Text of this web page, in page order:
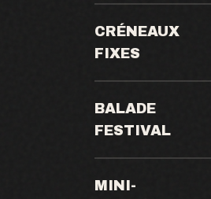
CRÉNEAUX
FIXES
BALADE
FESTIVAL
MINI-